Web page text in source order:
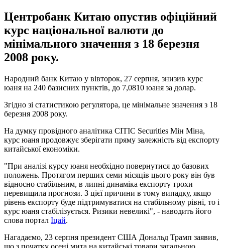
Центробанк Китаю опустив офіційний
курс національної валюти до
мінімального значення з 18 березня
2008 року.
Народний банк Китаю у вівторок, 27 серпня, знизив курс
юаня на 240 базисних пунктів, до 7,0810 юаня за долар.
Згідно зі статистикою регулятора, це мінімальне значення з 18
березня 2008 року.
На думку провідного аналітика CITIC Securities Мін Міна,
курс юаня продовжує зберігати пряму залежність від експорту
китайської економіки.
"При аналізі курсу юаня необхідно повернутися до базових
положень. Протягом перших семи місяців цього року він був
відносно стабільним, в липні динаміка експорту трохи
перевищила прогнози. З цієї причини в тому випадку, якщо
рівень експорту буде підтримуватися на стабільному рівні, то і
курс юаня стабілізується. Ризики невеликі", - наводить його
слова портал Іцай.
Нагадаємо, 23 серпня президент США Дональд Трамп заявив,
що з початку осені мита на китайські товари загальною